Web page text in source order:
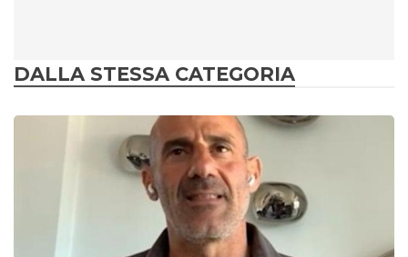
DALLA STESSA CATEGORIA